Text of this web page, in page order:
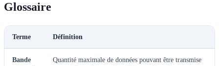
Glossaire
Terme Définition
Bande
Quantité maximale de données pouvant être transmise